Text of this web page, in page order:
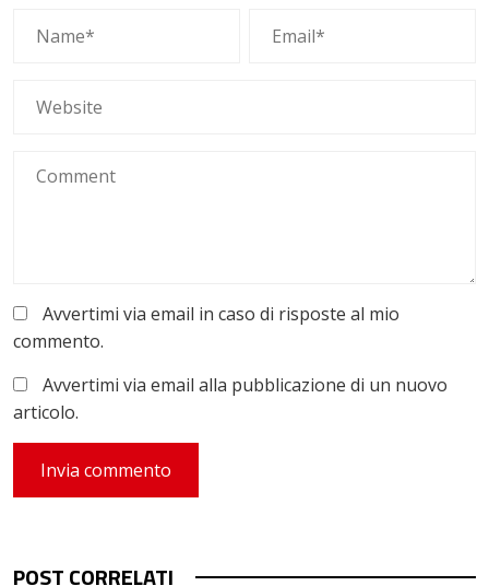
Avvertimi via email in caso di risposte al mio
commento.
Avvertimi via email alla pubblicazione di un nuovo
articolo.
POST CORRELATI